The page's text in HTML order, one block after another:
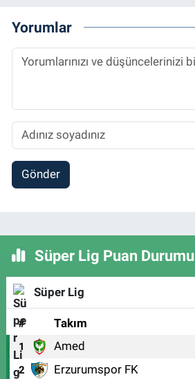
Yorumlar
Gönder
Süper Lig Puan Durumu
Süper Lig
# Takım
1 Amed
2 Erzurumspor FK